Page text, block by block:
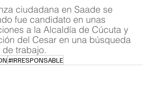
ciudadana en Saade se
fue candidato en unas
a la Alcaldía de Cúcuta y
del Cesar en una búsqueda
trabajo.
#IRRESPONSABLE